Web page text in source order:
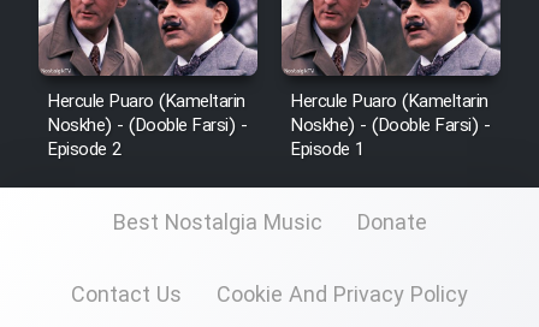
Hercule Puaro (Kameltarin
Noskhe) - (Dooble Farsi) -
Episode 2
Hercule Puaro (Kameltarin
Noskhe) - (Dooble Farsi) -
Episode 1
Best Nostalgia Music Donate
Contact Us Cookie And Privacy Policy